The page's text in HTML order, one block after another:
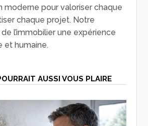
moderne pour valoriser chaque
chaque projet. Notre
l’immobilier une expérience
et humaine.
AUSSI VOUS PLAIRE